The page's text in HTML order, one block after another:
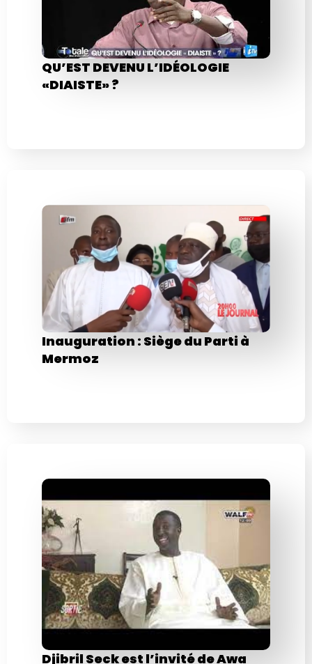
QU’EST DEVENU L’IDÉOLOGIE
«DIAISTE» ?
Inauguration : Siège du Parti à
Mermoz
Djibril Seck est l’invité de Awa